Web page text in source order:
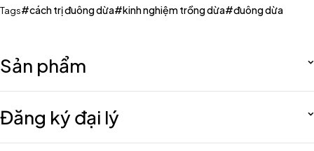
Tags
cách trị đuông dừa kinh nghiệm trồng dừa đuông dừa
Sản phẩm
Đăng ký đại lý